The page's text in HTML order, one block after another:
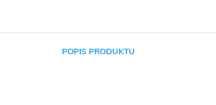
POPIS PRODUKTU